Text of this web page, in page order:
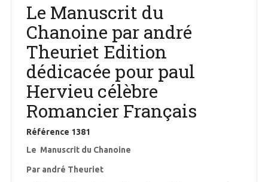
Le Manuscrit du
Chanoine par andré
Theuriet Edition
dédicacée pour paul
Hervieu célèbre
Romancier Français
Référence 1381
Le Manuscrit du Chanoine
Par andré Theuriet